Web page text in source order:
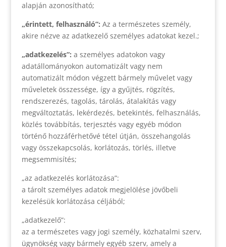
alapján azonosítható;
„érintett, felhasználó”: Az a természetes személy,
akire nézve az adatkezelő személyes adatokat kezel.;
„adatkezelés”: a személyes adatokon vagy
adatállományokon automatizált vagy nem
automatizált módon végzett bármely művelet vagy
műveletek összessége, így a gyűjtés, rögzítés,
rendszerezés, tagolás, tárolás, átalakítás vagy
megváltoztatás, lekérdezés, betekintés, felhasználás,
közlés továbbítás, terjesztés vagy egyéb módon
történő hozzáférhetővé tétel útján, összehangolás
vagy összekapcsolás, korlátozás, törlés, illetve
megsemmisítés;
„az adatkezelés korlátozása”:
a tárolt személyes adatok megjelölése jövőbeli
kezelésük korlátozása céljából;
„adatkezelő”:
az a természetes vagy jogi személy, közhatalmi szerv,
ügynökség vagy bármely egyéb szerv, amely a